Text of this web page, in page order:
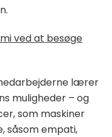
ved at besøge
lærer
muligheder – og
som maskiner
såsom empati,